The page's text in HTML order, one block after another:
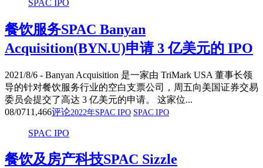
SPAC IPO
餐饮服务SPAC Banyan
Acquisition(BYN.U)申请 3 亿美元的 IPO
2021/8/6 - Banyan Acquisition 是一家由 TriMark USA 董事长领
导的针对餐饮服务行业的空白支票公司，周五向美国证券交易
委员会提交了高达 3 亿美元的申请。 这家位...
08/0711,466评论2022年SPAC IPO SPAC IPO
SPAC IPO
餐饮及房产科技SPAC Sizzle